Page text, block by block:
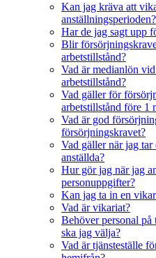
Kan jag kräva att
anställningsperioden?
Har de jag sagt upp
Blir
arbetstillstånd?
Vad är medianlön
arbetstillstånd?
Vad gäller för
arbetstillstånd före 1
Vad är god
försörjningskravet?
Vad gäller när jag tar
anställda?
Hur gör jag när jag
personuppgifter?
Kan jag ta in en
Vad är vikariat?
Behöver personal
ska jag välja?
Vad är tjänsteställe